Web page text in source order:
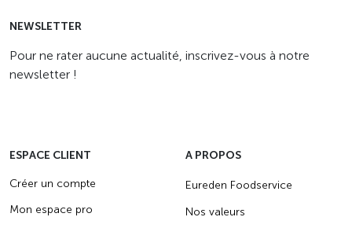
NEWSLETTER
Pour ne rater aucune actualité, inscrivez-vous à notre
newsletter !
ESPACE CLIENT
Créer un compte
Mon espace pro
A PROPOS
Eureden Foodservice
Nos valeurs